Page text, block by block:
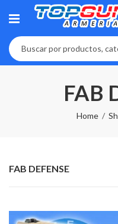
FAB
Home
FAB DEFENSE